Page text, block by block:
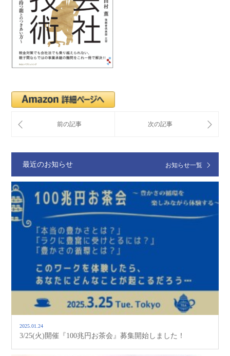
最近のお知らせ お知らせ一覧
2025.01.24
3/25(火)開催『100兆円お茶会』募集開始しました！